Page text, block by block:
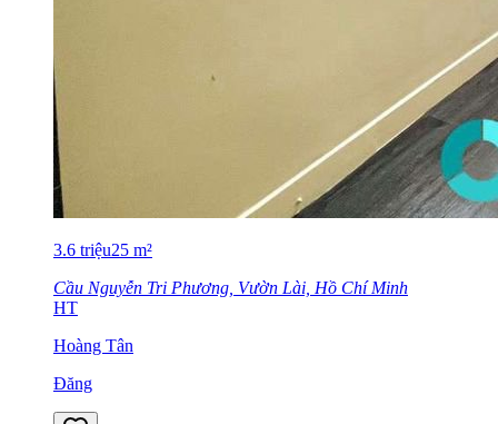
3.6 triệu25 m²
Cầu Nguyễn Tri Phương, Vườn Lài, Hồ Chí Minh
HT
Hoàng Tân
Đăng